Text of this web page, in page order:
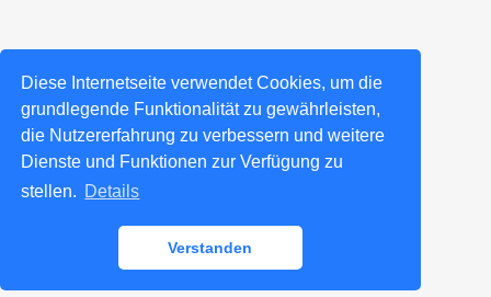
Diese Internetseite verwendet Cookies, um die
grundlegende Funktionalität zu gewährleisten,
die Nutzererfahrung zu verbessern und weitere
Dienste und Funktionen zur Verfügung zu
stellen. Details
Verstanden